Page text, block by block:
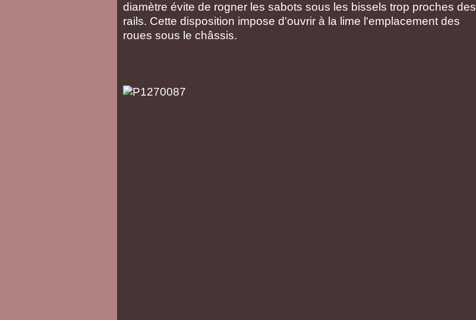
diamètre évite de rogner les sabots sous les bissels trop proches des
rails. Cette disposition impose d'ouvrir à la lime l'emplacement des
roues sous le châssis.